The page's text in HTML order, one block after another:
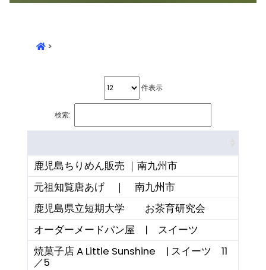
>
件表示
検索:
鹿児島ちりめん販売 ｜南九州市
元祖知覧唐あげ ｜ 南九州市
鹿児島県立短期大学 お茶育研究会
オーダーメードパン屋 | スイーツ
焼菓子店 A Little Sunshine | スイーツ 11
／5